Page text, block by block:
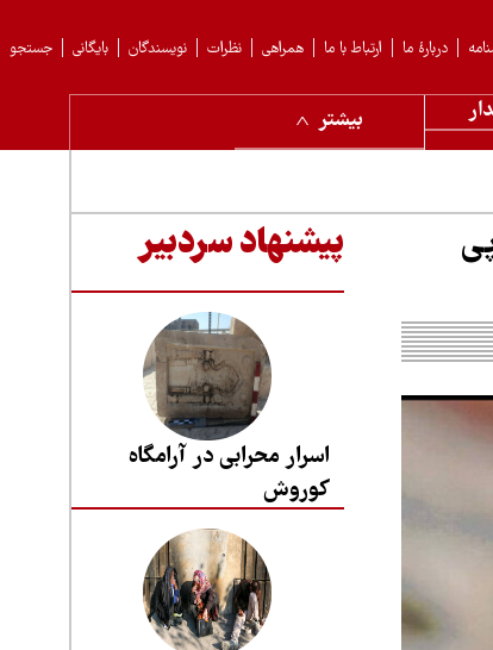
جستجو بایگانی نویسندگان نظرات همراهی ارتباط با ما دربارهٔ ما
بیشتر
پیشنهاد سردبیر
اسرار محرابی در آرامگاه
کوروش